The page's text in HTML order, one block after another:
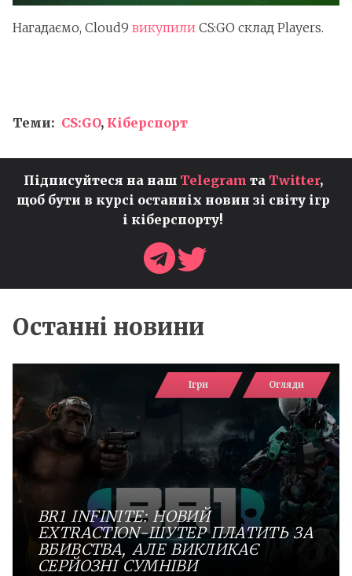
Нагадаємо, Cloud9 викупили CS:GO склад Players.
Теми: CS:GO, Кіберспорт
Підписуйтеся на наш Telegram та Twitter,
щоб бути в курсі останніх новин зі світу ігр
і кіберспорту!
Останні новини
Ігри Огляди
BR1 INFINITE: НОВИЙ
EXTRACTION-ШУТЕР ПЛАТИТЬ ЗА
ВБИВСТВА, АЛЕ ВИКЛИКАЄ
СЕРЙОЗНІ СУМНІВИ